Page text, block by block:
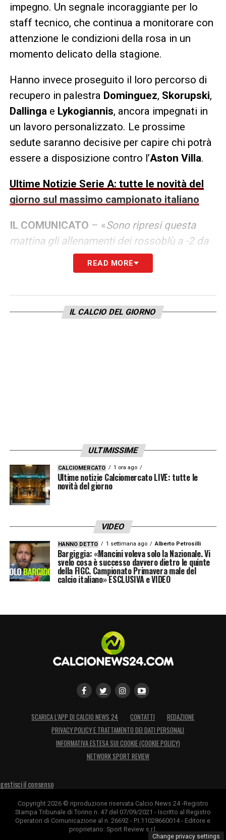
impegno. Un segnale incoraggiante per lo
staff tecnico, che continua a monitorare con
attenzione le condizioni della rosa in un
momento delicato della stagione.
Hanno invece proseguito il loro percorso di
recupero in palestra Dominguez, Skorupski,
Dallinga e Lykogiannis, ancora impegnati in
un lavoro personalizzato. Le prossime
sedute saranno decisive per capire chi potrà
essere a disposizione contro l’Aston Villa.
Ultime Notizie Serie A: tutte le novità del
giorno sul massimo campionato italiano
IL COMUNICATO – «Sono ripresi questa
mattina gli allenamenti dei rossoblù a -2 da
Bologna-Aston Villa di UEFA Europa League.
Seduta di scarico per i più impiegati a
e per Jens Odgaard.
Palestra per Dominguez, Skorupski, Dallinga
READ MORE
IL CALCIO DEL GIORNO
ULTIMISSIME
CALCIOMERCATO 1 ora ago
Ultime notizie Calciomercato LIVE: tutte le
novità del giorno
VIDEO
HANNO DETTO 1 settimana ago Alberto Petrosilli
Bargiggia: «Mancini voleva solo la Nazionale. Vi
svelo cosa è successo davvero dietro le quinte
della FIGC. Campionato Primavera male del
calcio italiano» ESCLUSIVA e VIDEO
SCARICA L’APP DI CALCIO NEWS 24 CONTATTI
REDAZIONE
PRIVACY POLICY E TRATTAMENTO DEI DATI PERSONALI
INFORMATIVA ESTESA SUI COOKIE (COOKIE POLICY)
NETWORK SPORT REVIEW
gestisci il consenso
Copyright 2026 © riproduzione riservata Calcio News 24 -Registro
Stampa Tribunale di Torino n. 47 del 07/09/2021 - Iscritto al Registro
Operatori di Comunicazione al n. 26692 - P.I.11028660014 - Editore e
proprietario: Sport Review s.r.l.
Change privacy settings